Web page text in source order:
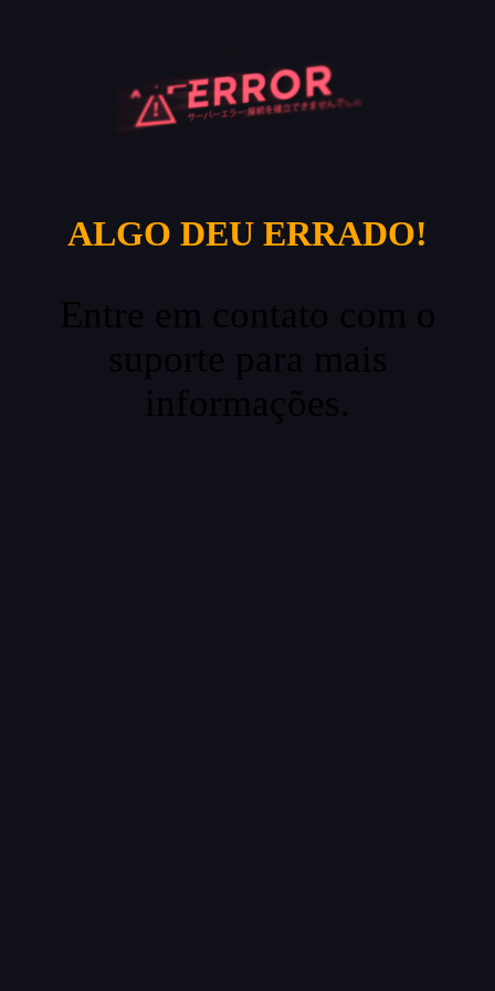
ALGO DEU ERRADO!
Entre em contato com o
suporte para mais
informações.